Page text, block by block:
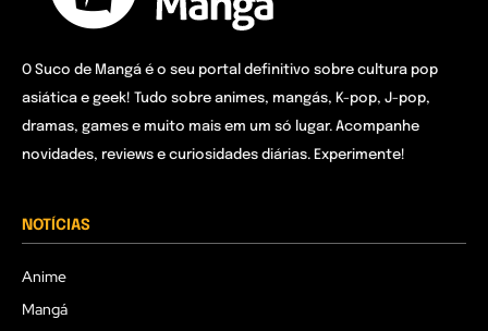
O Suco de Mangá é o seu portal definitivo sobre cultura pop
asiática e geek! Tudo sobre animes, mangás, K-pop, J-pop,
dramas, games e muito mais em um só lugar. Acompanhe
novidades, reviews e curiosidades diárias. Experimente!
NOTÍCIAS
Anime
Mangá